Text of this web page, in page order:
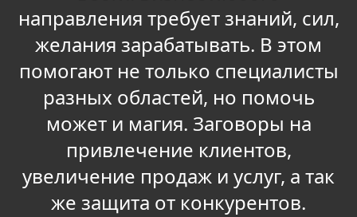
направления требует знаний, сил,
желания зарабатывать. В этом
помогают не только специалисты
разных областей, но помочь
может и магия. Заговоры на
привлечение клиентов,
увеличение продаж и услуг, а так
же защита от конкурентов.